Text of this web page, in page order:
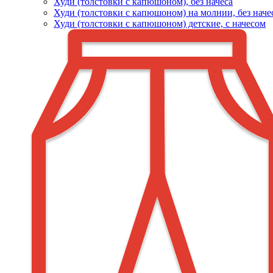
Худи (толстовки с капюшоном) на молнии, без
Худи (толстовки c капюшоном) детские, с начесом